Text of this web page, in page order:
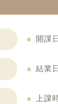
開課
結業
上課